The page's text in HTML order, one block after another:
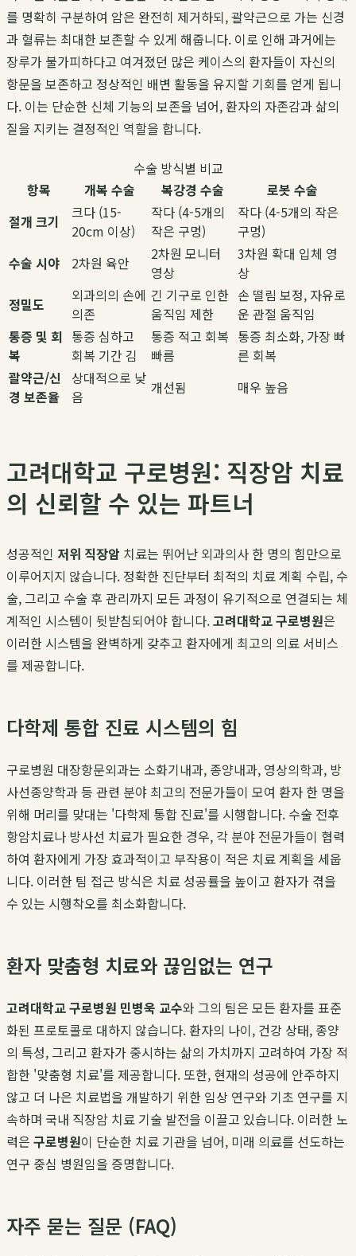
를 명확히 구분하여 암은 완전히 제거하되, 괄약근으로 가는 신경
과 혈류는 최대한 보존할 수 있게 해줍니다. 이로 인해 과거에는
장루가 불가피하다고 여겨졌던 많은 케이스의 환자들이 자신의
항문을 보존하고 정상적인 배변 활동을 유지할 기회를 얻게 됩니
다. 이는 단순한 신체 기능의 보존을 넘어, 환자의 자존감과 삶의
질을 지키는 결정적인 역할을 합니다.
수술 방식별 비교
항목
개복 수술 복강경 수술
로봇 수술
절개 크기
크다 (15-
20cm 이상)
작다 (4-5개의
작은 구멍)
작다 (4-5개의 작은
구멍)
수술 시야
2차원 육안
2차원 모니터
영상
3차원 확대 입체 영
상
정밀도
외과의의 손에
의존
긴 기구로 인한
움직임 제한
손 떨림 보정, 자유로
운 관절 움직임
통증 및 회
복
통증 심하고
회복 기간 김
통증 적고 회복
빠름
통증 최소화, 가장 빠
른 회복
괄약근/신
경 보존율
상대적으로 낮
음
개선됨 매우 높음
고려대학교 구로병원: 직장암 치료
의 신뢰할 수 있는 파트너
성공적인 저위 직장암 치료는 뛰어난 외과의사 한 명의 힘만으로
이루어지지 않습니다. 정확한 진단부터 최적의 치료 계획 수립, 수
술, 그리고 수술 후 관리까지 모든 과정이 유기적으로 연결되는 체
계적인 시스템이 뒷받침되어야 합니다.고려대학교 구로병원은
이러한 시스템을 완벽하게 갖추고 환자에게 최고의 의료 서비스
를 제공합니다.
다학제 통합 진료 시스템의 힘
구로병원 대장항문외과는 소화기내과, 종양내과, 영상의학과, 방
사선종양학과 등 관련 분야 최고의 전문가들이 모여 환자 한 명을
위해 머리를 맞대는 '다학제 통합 진료'를 시행합니다. 수술 전후
항암치료나 방사선 치료가 필요한 경우, 각 분야 전문가들이 협력
하여 환자에게 가장 효과적이고 부작용이 적은 치료 계획을 세웁
니다. 이러한 팀 접근 방식은 치료 성공률을 높이고 환자가 겪을
수 있는 시행착오를 최소화합니다.
환자 맞춤형 치료와 끊임없는 연구
고려대학교 구로병원 민병욱 교수와 그의 팀은 모든 환자를 표준
화된 프로토콜로 대하지 않습니다. 환자의 나이, 건강 상태, 종양
의 특성, 그리고 환자가 중시하는 삶의 가치까지 고려하여 가장 적
합한 '맞춤형 치료'를 제공합니다. 또한, 현재의 성공에 안주하지
않고 더 나은 치료법을 개발하기 위한 임상 연구와 기초 연구를 지
속하며 국내 직장암 치료 기술 발전을 이끌고 있습니다. 이러한 노
력은 구로병원이 단순한 치료 기관을 넘어, 미래 의료를 선도하는
연구 중심 병원임을 증명합니다.
자주 묻는 질문 (FAQ)